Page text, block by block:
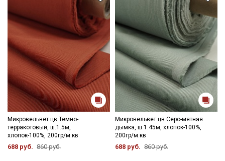
Микровельвет цв.Темно-
терракотовый, ш.1.5м,
хлопок-100%, 200гр/м.кв
688 руб. 860 руб.
Микровельвет цв.Серо-мятная
дымка, ш.1.45м, хлопок-100%,
200гр/м.кв
688 руб. 860 руб.